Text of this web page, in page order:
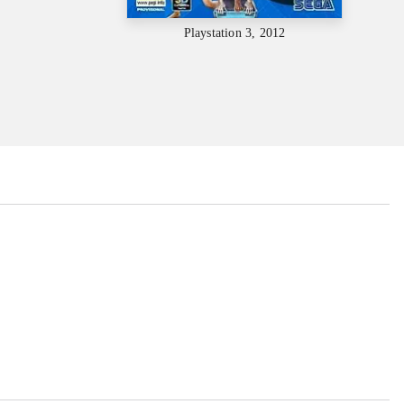
Playstation 3, 2012